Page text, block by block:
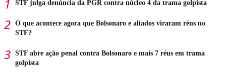
STF julga denúncia da PGR contra núcleo 4 da trama golpista
O que acontece agora que Bolsonaro e aliados viraram réus no
STF?
STF abre ação penal contra Bolsonaro e mais 7 réus em trama
golpista